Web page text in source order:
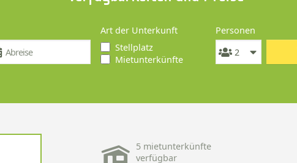
Art der Unterkunft
Stellplatz
Mietunterkünfte
Personen
5 mietunterkünfte
verfügbar